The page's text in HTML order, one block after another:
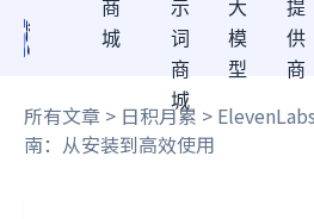
商
城
示
词
商
城
大
模
型
提
供
商
所有文章 > 日积月累 >
南：从安装到高效使用